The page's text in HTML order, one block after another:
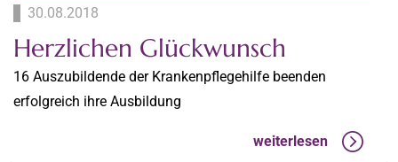
30.08.2018
Herzlichen Glückwunsch
16 Auszubildende der Krankenpflegehilfe beenden
erfolgreich ihre Ausbildung
weiterlesen